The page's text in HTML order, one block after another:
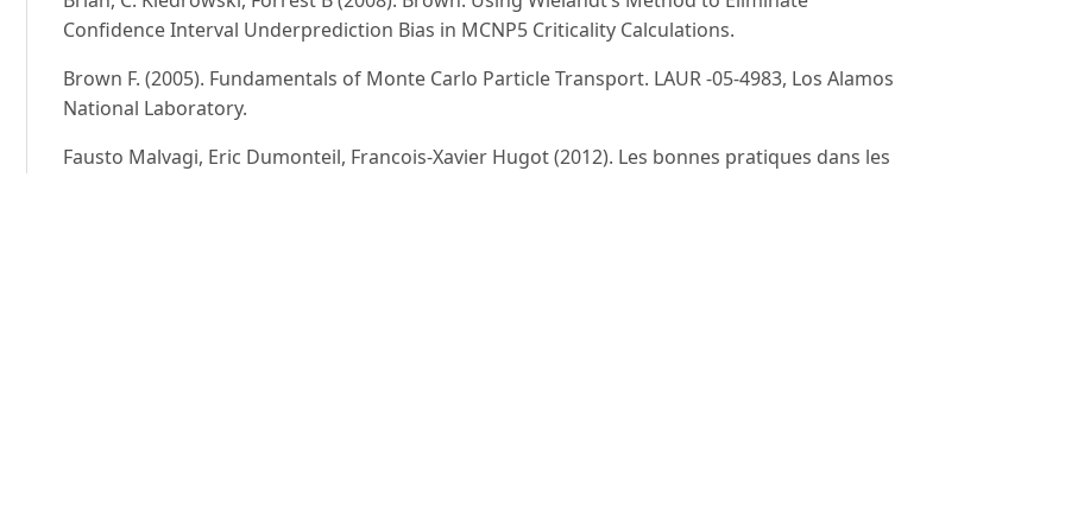
Confidence Interval Underprediction Bias in MCNP5 Criticality Calculations.
Brown F. (2005). Fundamentals of Monte Carlo Particle Transport. LAUR -05-4983, Los Alamos
National Laboratory.
Fausto Malvagi, Eric Dumonteil, Francois-Xavier Hugot (2012). Les bonnes pratiques dans les